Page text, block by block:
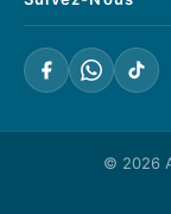
© 2026